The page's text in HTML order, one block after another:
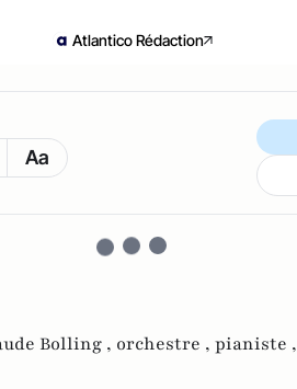
Atlantico Rédaction
Aa
Bolling , orchestre , pianiste ,